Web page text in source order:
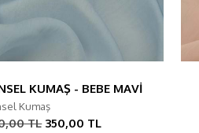
KUMAŞ - BEBE MAVİ
Kumaş
TL 350,00 TL